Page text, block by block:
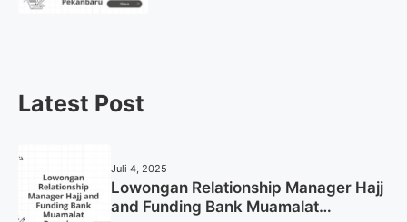
Latest Post
Juli 4, 2025
Lowongan Relationship Manager Hajj
and Funding Bank Muamalat